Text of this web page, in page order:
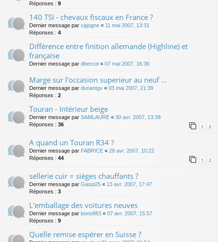
Réponses : 9
140 TSI - chevaux fiscaux en France ?
Dernier message par cigogne « 11 mai 2007, 13:31
Réponses : 4
Différence entre finition allemande (Highline) et
française
Dernier message par dbercot « 07 mai 2007, 16:36
Marge sur l'occasion superieur au neuf ...
Dernier message par dunantgv « 03 mai 2007, 21:39
Réponses : 2
Touran - Intérieur beige
Dernier message par SAMLAURE « 30 avr. 2007, 13:38
Réponses : 36 1 2
A quand un Touran R34 ?
Dernier message par FABRICE « 28 avr. 2007, 10:22
Réponses : 44 1 2
sellerie cuir = sièges chauffants ?
Dernier message par Gaspi25 « 13 avr. 2007, 17:47
Réponses : 3
L'emballage des voitures neuves
Dernier message par bono983 « 07 avr. 2007, 15:57
Réponses : 9
Quelle remise espérer en Suisse ?